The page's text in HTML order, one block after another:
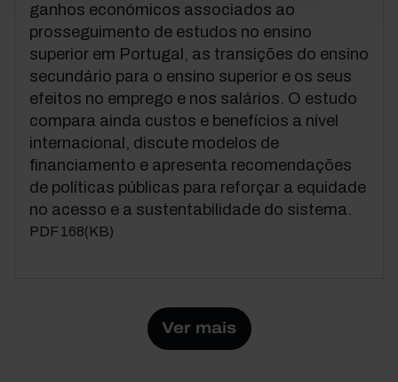
ganhos económicos associados ao
prosseguimento de estudos no ensino
superior em Portugal, as transições do ensino
secundário para o ensino superior e os seus
efeitos no emprego e nos salários. O estudo
compara ainda custos e benefícios a nível
internacional, discute modelos de
financiamento e apresenta recomendações
de políticas públicas para reforçar a equidade
no acesso e a sustentabilidade do sistema.
PDF 168(KB)
Ver mais